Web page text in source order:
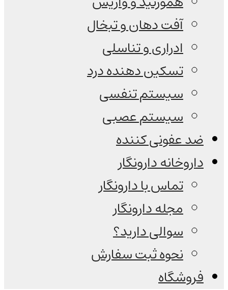
آفت دهان و تبخال
ادراری و تناسلی
تسکین دهنده درد
سیستم تنفسی
سیستم عصبی
ضد عفونی کننده
داروخانه دارونگار
تماس با دارونگار
مجله دارونگار
سوالی دارید؟
نحوه ثبت سفارش
فروشگاه